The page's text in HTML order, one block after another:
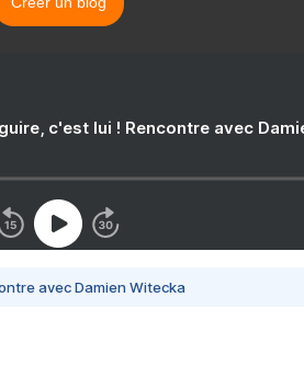
c'est lui ! Rencontre avec
avec Damien Witecka